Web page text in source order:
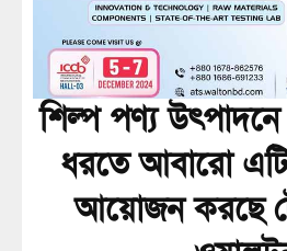
শিল্প পণ্য
ধরতে আবারো
আয়োজন করছে